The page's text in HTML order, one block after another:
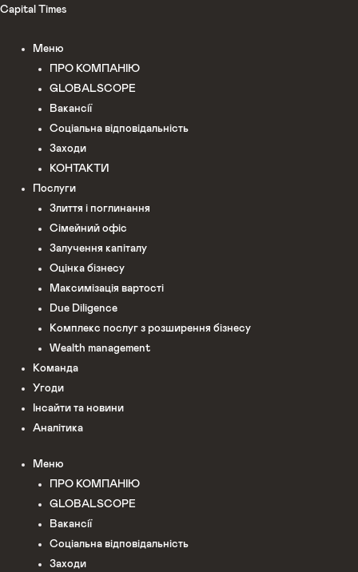
Перейти
вмісту
Capital Times
Меню
ПРО КОМПАНІЮ
GLOBALSCOPE
Вакансії
Соціальна відповідальність
Заходи
КОНТАКТИ
Послуги
Злиття і поглинання
Сімейний офіс
Залучення капіталу
Оцінка бізнесу
Максимізація вартості
Due Diligence
Комплекс послуг з розширення бізнесу
Wealth management
Команда
Угоди
Інсайти та новини
Аналітика
Меню
ПРО КОМПАНІЮ
GLOBALSCOPE
Вакансії
Соціальна відповідальність
Заходи